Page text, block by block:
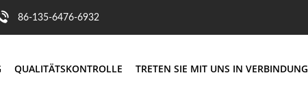
86-135-6476-6932
QUALITÄTSKONTROLLE TRETEN SIE MIT UNS IN VERBINDUNG